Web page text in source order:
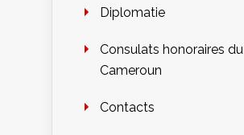
Diplomatie
Consulats honoraires du
Cameroun
Contacts